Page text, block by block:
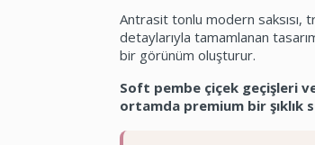
Antrasit tonlu modern saksısı,
detaylarıyla tamamlanan
bir görünüm oluşturur.
Soft pembe çiçek geçişleri
ortamda premium bir şıklık